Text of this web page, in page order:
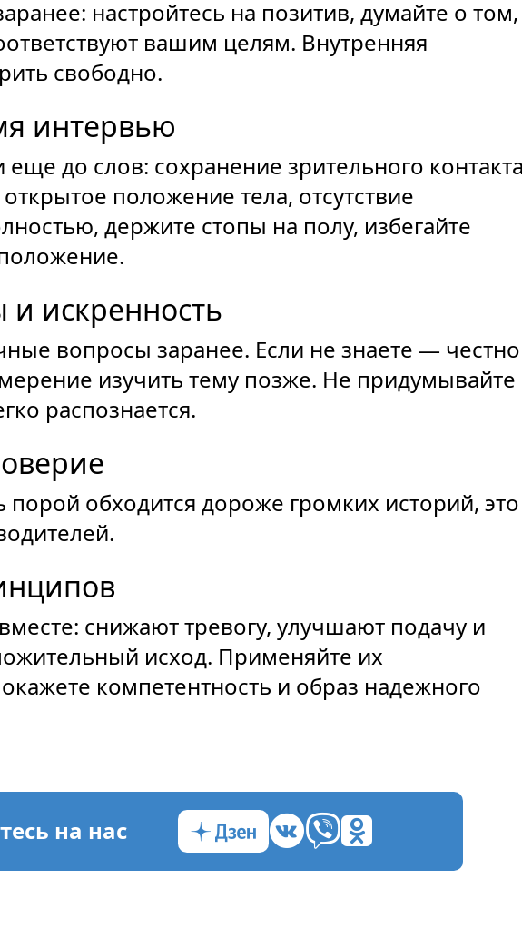
настройтесь на позитив, думайте о том,
вашим целям. Внутренняя
свободно.
интервью
до слов: сохранение зрительного контакта
положение тела, отсутствие
держите стопы на полу, избегайте
искренность
вопросы заранее. Если не знаете — честно
изучить тему позже. Не придумывайте
распознается.
порой обходится дороже громких историй, это
снижают тревогу, улучшают подачу и
исход. Применяйте их
компетентность и образ надежного
на нас